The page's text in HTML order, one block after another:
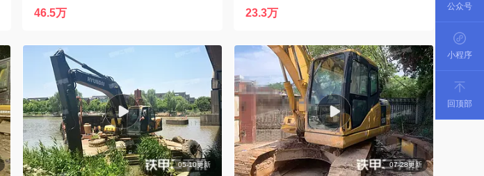
46.5万 23.3万
05-10更新 07-28更新
公众号
小程序
回顶部